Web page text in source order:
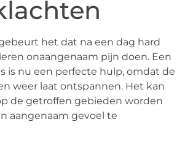
het dat na een dag hard
onaangenaam pijn doen. Een
is nu een perfecte hulp, omdat de
weer laat ontspannen. Het kan
de getroffen gebieden worden
aangenaam gevoel te